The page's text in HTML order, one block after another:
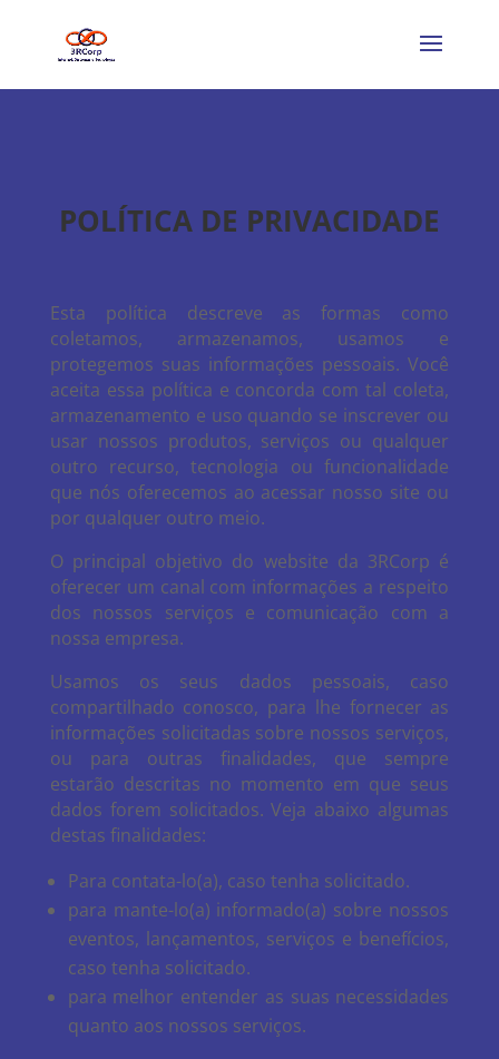
POLÍTICA DE PRIVACIDADE
Esta política descreve as formas como
coletamos, armazenamos, usamos e
protegemos suas informações pessoais. Você
aceita essa política e concorda com tal coleta,
armazenamento e uso quando se inscrever ou
usar nossos produtos, serviços ou qualquer
outro recurso, tecnologia ou funcionalidade
que nós oferecemos ao acessar nosso site ou
por qualquer outro meio.
O principal objetivo do website da 3RCorp é
oferecer um canal com informações a respeito
dos nossos serviços e comunicação com a
nossa empresa.
Usamos os seus dados pessoais, caso
compartilhado conosco, para lhe fornecer as
informações solicitadas sobre nossos serviços,
ou para outras finalidades, que sempre
estarão descritas no momento em que seus
dados forem solicitados. Veja abaixo algumas
destas finalidades:
Para contata-lo(a), caso tenha solicitado.
para mante-lo(a) informado(a) sobre nossos
eventos, lançamentos, serviços e benefícios,
caso tenha solicitado.
para melhor entender as suas necessidades
quanto aos nossos serviços.